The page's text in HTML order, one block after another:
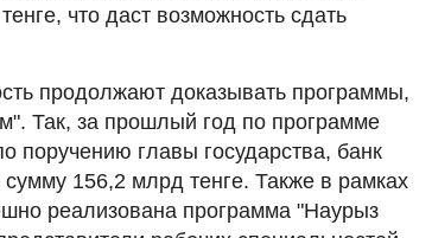
что даст возможность сдать
продолжают доказывать программы,
Так, за прошлый год по программе
поручению главы государства, банк
156,2 млрд тенге. Также в рамках
реализована программа "Наурыз